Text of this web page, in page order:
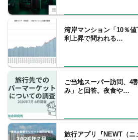
湾岸マンション「10％
利上昇で問われる…
ご当地スーパー訪問、4
み」と回答。夜食や…
旅行アプリ『NEWT（ニ